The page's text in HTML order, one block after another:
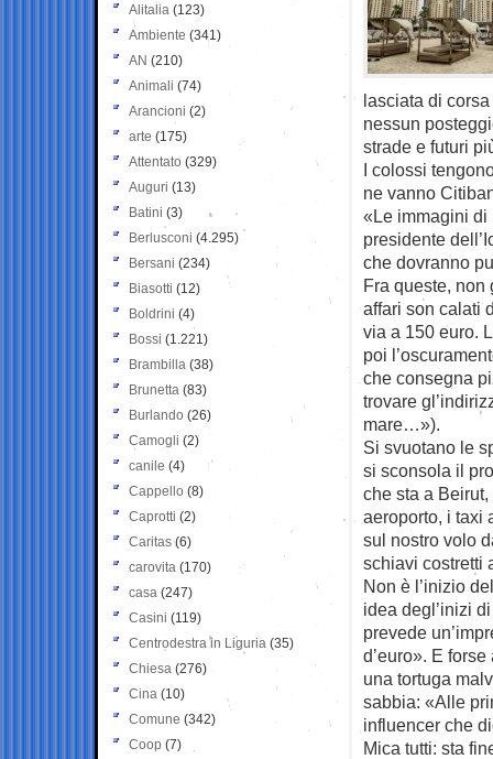
lasciata di
nessun
strade e futuri
I colossi
ne vanno
«Le immagini
presidente
che dovranno
Fra queste, non
affari son calati
via a 150 euro.
poi
che consegna
trovare
mare…»).
Si svuotano le
si sconsola il
che sta a
aeroporto, i taxi
sul nostro volo
schiavi costretti
Non è l’inizio
idea degl’inizi
prevede
d’euro». E
una tortuga
sabbia: «Alle
influencer che
Mica tutti: sta
Alitalia (123)
Ambiente (341)
AN (210)
Animali (74)
Arancioni (2)
arte (175)
Attentato (329)
Auguri (13)
Batini (3)
Berlusconi (4.295)
Bersani (234)
Biasotti (12)
Boldrini (4)
Bossi (1.221)
Brambilla (38)
Brunetta (83)
Burlando (26)
Camogli (2)
canile (4)
Cappello (8)
Caprotti (2)
Caritas (6)
carovita (170)
casa (247)
Casini (119)
Centrodestra in Liguria (35)
Chiesa (276)
Cina (10)
Comune (342)
Coop (7)